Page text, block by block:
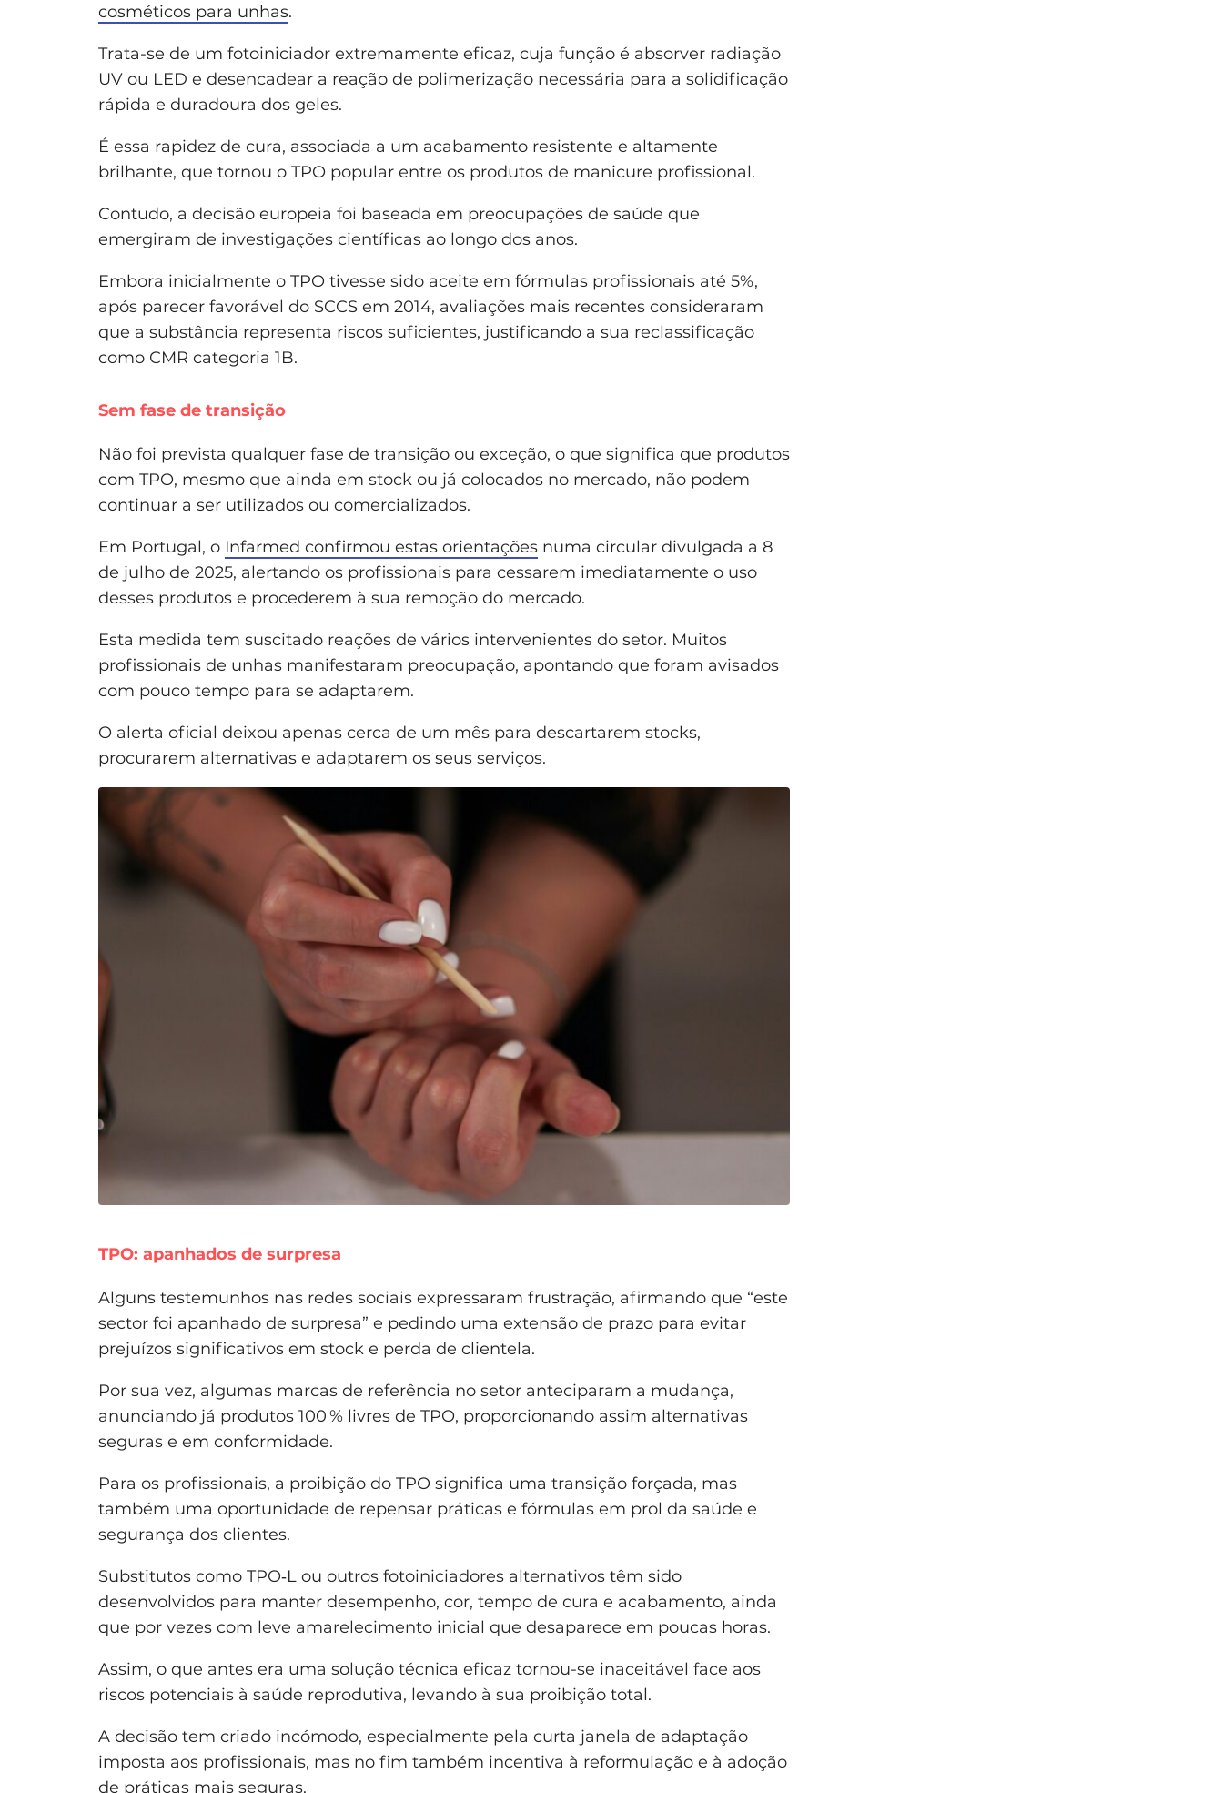
cosméticos para unhas.
Trata-se de um fotoiniciador extremamente eficaz, cuja função é absorver radiação
UV ou LED e desencadear a reação de polimerização necessária para a solidificação
rápida e duradoura dos geles.
É essa rapidez de cura, associada a um acabamento resistente e altamente
brilhante, que tornou o TPO popular entre os produtos de manicure profissional.
Contudo, a decisão europeia foi baseada em preocupações de saúde que
emergiram de investigações científicas ao longo dos anos.
Embora inicialmente o TPO tivesse sido aceite em fórmulas profissionais até 5%,
após parecer favorável do SCCS em 2014, avaliações mais recentes consideraram
que a substância representa riscos suficientes, justificando a sua reclassificação
como CMR categoria 1B.
Sem fase de transição
Não foi prevista qualquer fase de transição ou exceção, o que significa que produtos
com TPO, mesmo que ainda em stock ou já colocados no mercado, não podem
continuar a ser utilizados ou comercializados.
Em Portugal, o Infarmed confirmou estas orientações numa circular divulgada a 8
de julho de 2025, alertando os profissionais para cessarem imediatamente o uso
desses produtos e procederem à sua remoção do mercado.
Esta medida tem suscitado reações de vários intervenientes do setor. Muitos
profissionais de unhas manifestaram preocupação, apontando que foram avisados
com pouco tempo para se adaptarem.
O alerta oficial deixou apenas cerca de um mês para descartarem stocks,
procurarem alternativas e adaptarem os seus serviços.
TPO: apanhados de surpresa
Alguns testemunhos nas redes sociais expressaram frustração, afirmando que “este
sector foi apanhado de surpresa” e pedindo uma extensão de prazo para evitar
prejuízos significativos em stock e perda de clientela.
Por sua vez, algumas marcas de referência no setor anteciparam a mudança,
anunciando já produtos 100 % livres de TPO, proporcionando assim alternativas
seguras e em conformidade.
Para os profissionais, a proibição do TPO significa uma transição forçada, mas
também uma oportunidade de repensar práticas e fórmulas em prol da saúde e
segurança dos clientes.
Substitutos como TPO‑L ou outros fotoiniciadores alternativos têm sido
desenvolvidos para manter desempenho, cor, tempo de cura e acabamento, ainda
que por vezes com leve amarelecimento inicial que desaparece em poucas horas.
Assim, o que antes era uma solução técnica eficaz tornou-se inaceitável face aos
riscos potenciais à saúde reprodutiva, levando à sua proibição total.
A decisão tem criado incómodo, especialmente pela curta janela de adaptação
imposta aos profissionais, mas no fim também incentiva à reformulação e à adoção
de práticas mais seguras.